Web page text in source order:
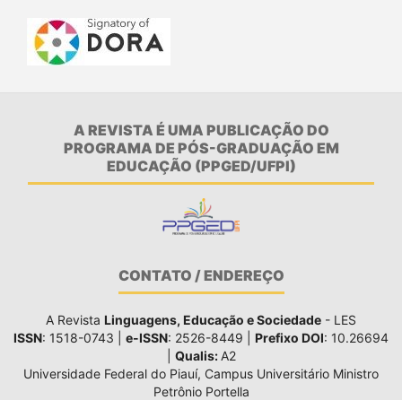
A REVISTA É UMA PUBLICAÇÃO DO
PROGRAMA DE PÓS-GRADUAÇÃO EM
EDUCAÇÃO (PPGED/UFPI)
CONTATO / ENDEREÇO
A Revista Linguagens, Educação e Sociedade - LES
ISSN: 1518-0743 | e-ISSN: 2526-8449 | Prefixo DOI: 10.26694
Qualis: A2
Universidade Federal do Piauí, Campus Universitário Ministro
Petrônio Portella